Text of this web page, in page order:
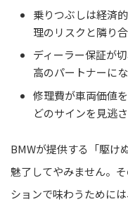
乗りつぶしは経済
理のリスクと隣り合
ディーラー保証が
高のパートナーにな
修理費が車両価値
どのサインを見逃さ
BMWが提供する「駆け
魅了してやみません。
ションで味わうために